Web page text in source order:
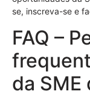
se, inscreva-se e
FAQ –
da SME